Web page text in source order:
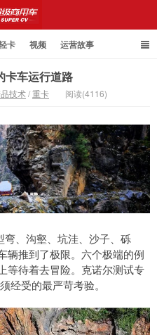
卡 视频 运营故事
卡车运行道路
技术/重卡 阅读(4116)
、沟壑、坑洼、沙子、砾
辆推到了极限。六个极端的例
等待着去冒险。克诺尔测试专
经受的最严苛考验。